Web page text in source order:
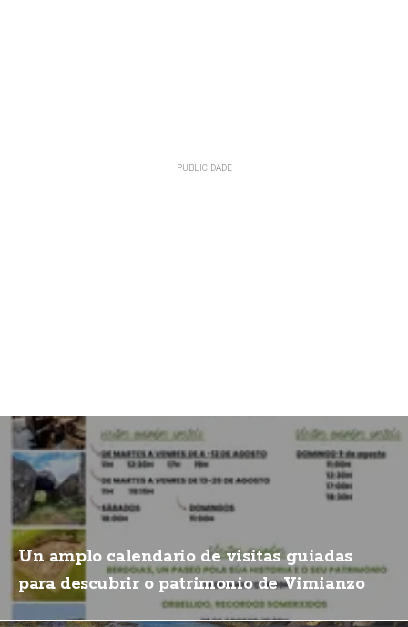
Un amplo calendario de visitas guiadas
para descubrir o patrimonio de Vimianzo